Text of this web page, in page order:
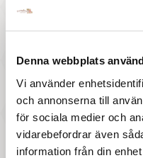
Denna webbplats
Vi använder
och annonserna till
för sociala medier och
vidarebefordrar även
information från din
SIKU - TRAKTOR MED TIPPSLÄP